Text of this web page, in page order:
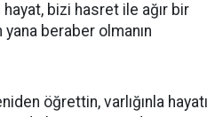
bizi hasret ile ağır bir
beraber olmanın
öğrettin, varlığınla hayatı